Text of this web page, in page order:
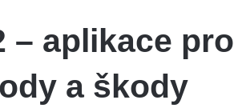
– aplikace pro
a škody